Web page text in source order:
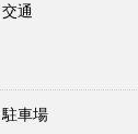
交通
駐車場